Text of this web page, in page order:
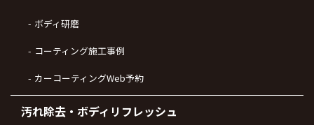
ボディ研磨
コーティング施工事例
カーコーティングWeb予約
汚れ除去・ボディリフレッシュ